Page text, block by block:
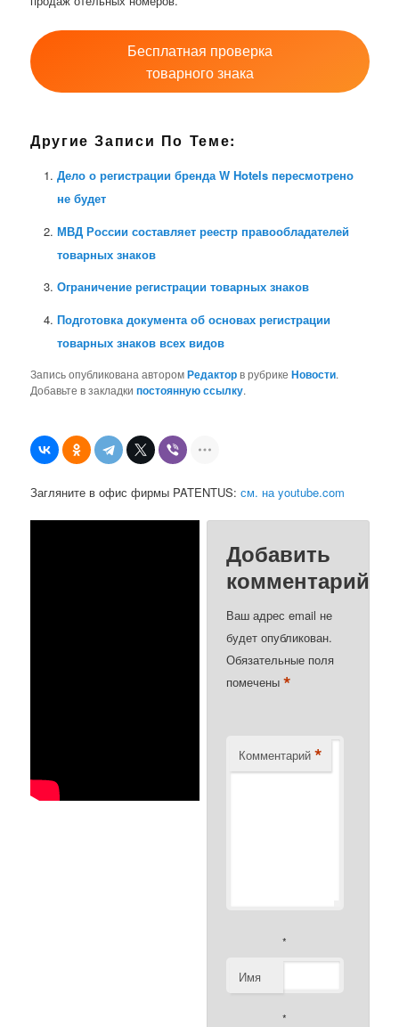
Бесплатная проверка
товарного знака
Другие Записи По Теме:
Дело о регистрации бренда W Hotels пересмотрено
не будет
МВД России составляет реестр правообладателей
товарных знаков
Ограничение регистрации товарных знаков
Подготовка документа об основах регистрации
товарных знаков всех видов
Запись опубликована авторомРедакторв рубрикеНовости.
Добавьте в закладкипостоянную ссылку.
Загляните в офис фирмы PATENTUS:см. на youtube.com
Добавить
комментарий
Ваш адрес email не
будет опубликован.
Обязательные поля
помечены*
Комментарий *
Имя
*
*